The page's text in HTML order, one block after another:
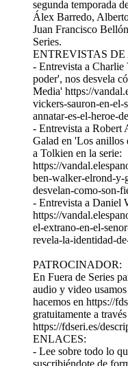
segunda temporada
Álex Barredo,
Juan Francisco
Series.
ENTREVISTAS
- Entrevista a
poder', nos desvela
Media' https://
vickers-sauron-en-el-
annatar-es-el-heroe-
- Entrevista a
Galad en 'Los anillos
a Tolkien en la serie:
https://
ben-walker-elrond-y-
desvelan-como-son-
- Entrevista a Daniel
https://
el-extrano-en-el-
revela-la-identidad-
PATROCINADOR:
En Fuera de Series
audio y video
hacemos en https://
gratuitamente a
https://fdseri.es/
ENLACES:
- Lee sobre todo lo